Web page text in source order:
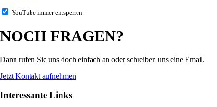
YouTube immer entsperren
NOCH FRAGEN?
Dann rufen Sie uns doch einfach an oder schreiben uns eine Email.
Jetzt Kontakt aufnehmen
Interessante Links